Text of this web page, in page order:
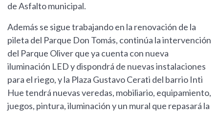
de Asfalto municipal.
Además se sigue trabajando en la renovación de la
pileta del Parque Don Tomás, continúa la intervención
del Parque Oliver que ya cuenta con nueva
iluminación LED y dispondrá de nuevas instalaciones
para el riego, y la Plaza Gustavo Cerati del barrio Inti
Hue tendrá nuevas veredas, mobiliario, equipamiento,
juegos, pintura, iluminación y un mural que repasará la